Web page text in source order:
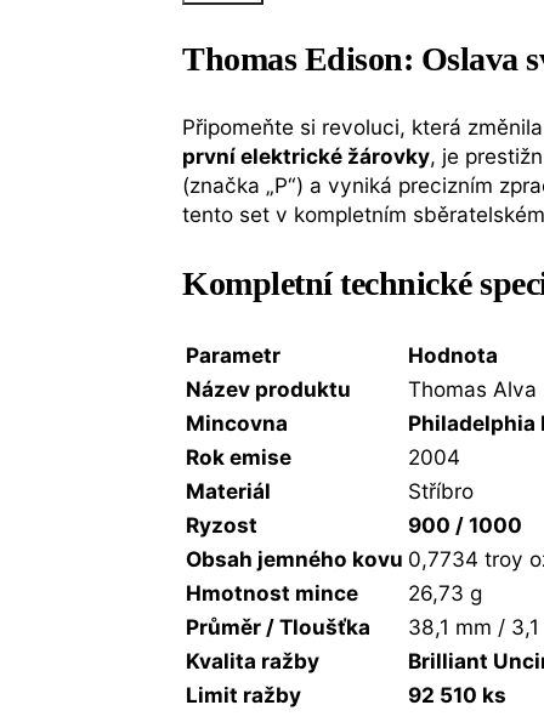
Thomas Edison: Oslava
Připomeňte si revoluci, která
první elektrické žárovky, je
(značka „P“) a vyniká precizním
tento set v kompletním
Kompletní technické
Parametr
Hodnota
Název produktu
Thomas Alva
Mincovna
Philadelphia
Rok emise
2004
Materiál
Stříbro
Ryzost
900 / 1000
Obsah jemného kovu 0,7734 troy
Hmotnost mince
26,73 g
Průměr / Tloušťka
38,1 mm /
Kvalita ražby
Brilliant
Limit ražby
92 510 ks